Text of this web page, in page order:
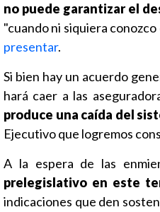
no puede garantizar el
"cuando ni siquiera
presentar.
Si bien hay un acuerdo
hará caer a las
produce una caída del
Ejecutivo que logremos
A la espera de las
prelegislativo en este
indicaciones que den